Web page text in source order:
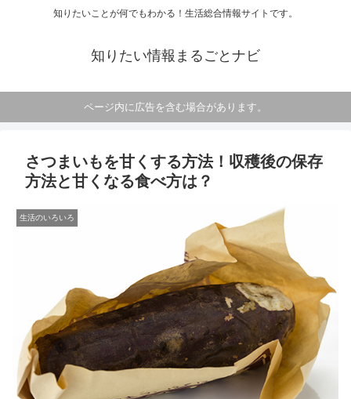
知りたいことが何でもわかる！生活総合情報サイトです。
知りたい情報まるごとナビ
ページ内に広告を含む場合があります。
さつまいもを甘くする方法！収穫後の保存
方法と甘くなる食べ方は？
生活のいろいろ